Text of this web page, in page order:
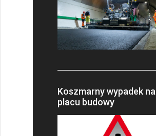
Koszmarny wypadek na
placu budowy